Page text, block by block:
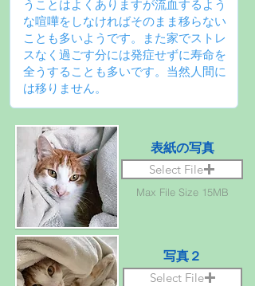
表紙の写真
Select File
Max File Size 15MB
写真２
Select File